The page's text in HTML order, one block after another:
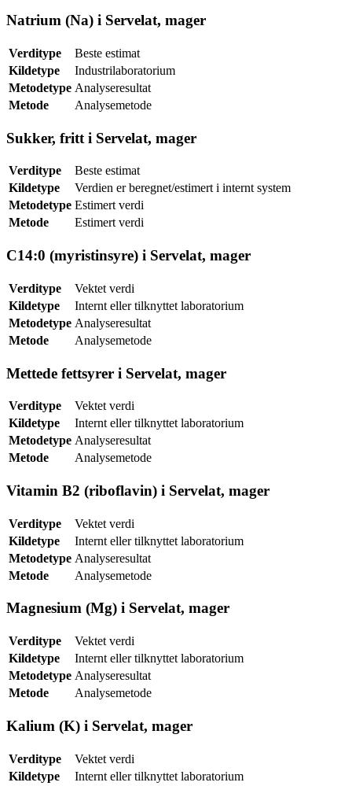
Natrium (Na) i Servelat, mager
Verditype
Beste estimat
Kildetype
Industrilaboratorium
Metodetype Analyseresultat
Metode
Analysemetode
Sukker, fritt i Servelat, mager
Verditype
Beste estimat
Kildetype
Verdien er beregnet/estimert i internt system
Metodetype Estimert verdi
Metode
Estimert verdi
C14:0 (myristinsyre) i Servelat, mager
Verditype
Vektet verdi
Kildetype
Internt eller tilknyttet laboratorium
Metodetype Analyseresultat
Metode
Analysemetode
Mettede fettsyrer i Servelat, mager
Verditype
Vektet verdi
Kildetype
Internt eller tilknyttet laboratorium
Metodetype Analyseresultat
Metode
Analysemetode
Vitamin B2 (riboflavin) i Servelat, mager
Verditype
Vektet verdi
Kildetype
Internt eller tilknyttet laboratorium
Metodetype Analyseresultat
Metode
Analysemetode
Magnesium (Mg) i Servelat, mager
Verditype
Vektet verdi
Kildetype
Internt eller tilknyttet laboratorium
Metodetype Analyseresultat
Metode
Analysemetode
Kalium (K) i Servelat, mager
Verditype
Vektet verdi
Kildetype
Internt eller tilknyttet laboratorium